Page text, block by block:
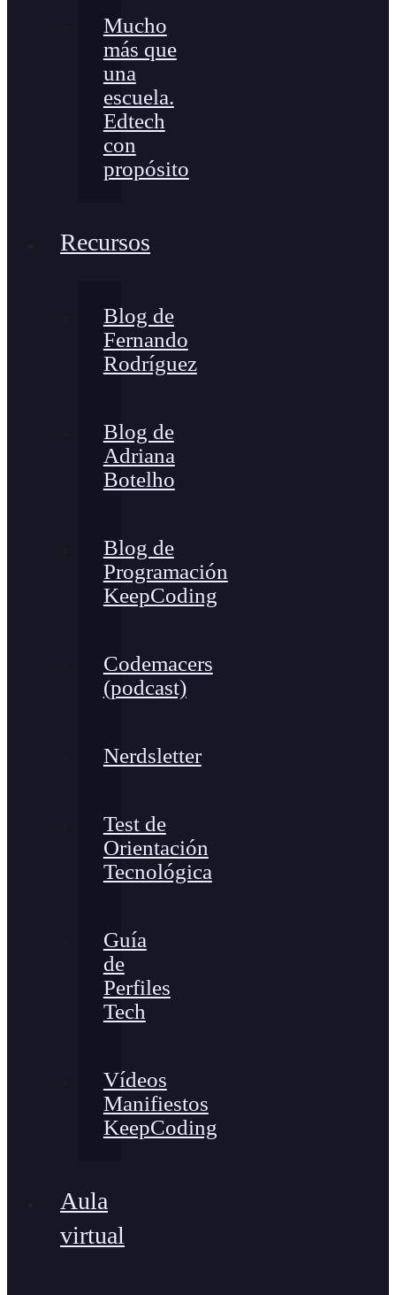
Mucho
más que
una
escuela.
Edtech
con
propósito
Recursos
Blog de
Fernando
Rodríguez
Blog de
Adriana
Botelho
Blog de
Programación
KeepCoding
Codemacers
(podcast)
Nerdsletter
Test de
Orientación
Tecnológica
Guía
de
Perfiles
Tech
Vídeos
Manifiestos
KeepCoding
Aula
virtual